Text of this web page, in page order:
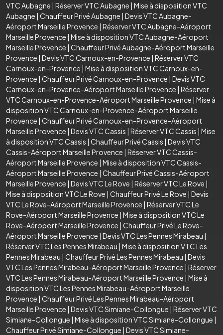
VTC Aubagne | Réserver VTC Aubagne | Mise à disposition VTC
Aubagne | Chauffeur Privé Aubagne | Devis VTC Aubagne-
Aéroport Marseille Provence | Réserver VTC Aubagne-Aéroport
Marseille Provence | Mise à disposition VTC Aubagne-Aéroport
Marseille Provence | Chauffeur Privé Aubagne-Aéroport Marseille
Provence | Devis VTC Carnoux-en-Provence | Réserver VTC
Carnoux-en-Provence | Mise à disposition VTC Carnoux-en-
Provence | Chauffeur Privé Carnoux-en-Provence | Devis VTC
Carnoux-en-Provence-Aéroport Marseille Provence | Réserver
VTC Carnoux-en-Provence-Aéroport Marseille Provence | Mise à
disposition VTC Carnoux-en-Provence-Aéroport Marseille
Provence | Chauffeur Privé Carnoux-en-Provence-Aéroport
Marseille Provence | Devis VTC Cassis | Réserver VTC Cassis | Mise
à disposition VTC Cassis | Chauffeur Privé Cassis | Devis VTC
Cassis-Aéroport Marseille Provence | Réserver VTC Cassis-
Aéroport Marseille Provence | Mise à disposition VTC Cassis-
Aéroport Marseille Provence | Chauffeur Privé Cassis-Aéroport
Marseille Provence | Devis VTC Le Rove | Réserver VTC Le Rove |
Mise à disposition VTC Le Rove | Chauffeur Privé Le Rove | Devis
VTC Le Rove-Aéroport Marseille Provence | Réserver VTC Le
Rove-Aéroport Marseille Provence | Mise à disposition VTC Le
Rove-Aéroport Marseille Provence | Chauffeur Privé Le Rove-
Aéroport Marseille Provence | Devis VTC Les Pennes Mirabeau |
Réserver VTC Les Pennes Mirabeau | Mise à disposition VTC Les
Pennes Mirabeau | Chauffeur Privé Les Pennes Mirabeau | Devis
VTC Les Pennes Mirabeau-Aéroport Marseille Provence | Réserver
VTC Les Pennes Mirabeau-Aéroport Marseille Provence | Mise à
disposition VTC Les Pennes Mirabeau-Aéroport Marseille
Provence | Chauffeur Privé Les Pennes Mirabeau-Aéroport
Marseille Provence | Devis VTC Simiane-Collongue | Réserver VTC
Simiane-Collongue | Mise à disposition VTC Simiane-Collongue |
Chauffeur Privé Simiane-Collongue | Devis VTC Simiane-